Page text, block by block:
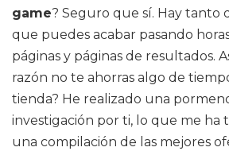
game? Seguro que sí. Hay tanto
que puedes acabar pasando
páginas y páginas de resultados.
razón no te ahorras algo de
tienda? He realizado una
investigación por ti, lo que me ha
una compilación de las mejores